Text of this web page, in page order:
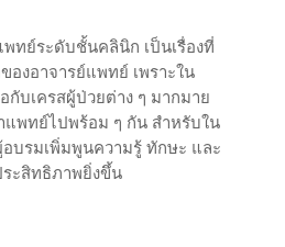
ทย์ระดับชั้นคลินิก เป็นเรื่องที่
องอาจารย์แพทย์ เพราะใน
กับเครสผู้ป่วยต่าง ๆ มากมาย
พทย์ไปพร้อม ๆ กัน สำหรับใน
บรมเพิ่มพูนความรู้ ทักษะ และ
ะสิทธิภาพยิ่งขึ้น